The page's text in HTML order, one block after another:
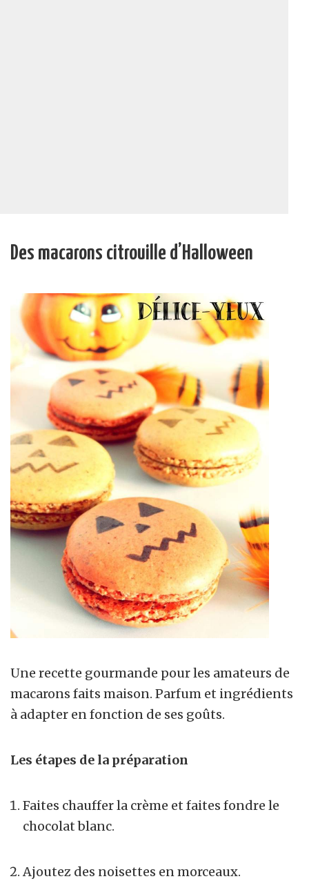
Des macarons citrouille d’Halloween
Une recette gourmande pour les amateurs de
macarons faits maison. Parfum et ingrédients
à adapter en fonction de ses goûts.
Les étapes de la préparation
Faites chauffer la crème et faites fondre le
chocolat blanc.
Ajoutez des noisettes en morceaux.